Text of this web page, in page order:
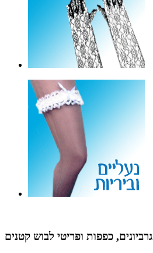
גרביונים, כפפות ופריטי לבוש קטנים